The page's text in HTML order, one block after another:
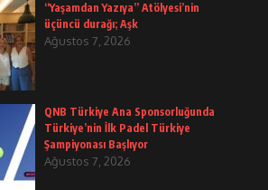
“Yaşamdan Yazıya” Atölyesi’nin
üçüncü durağı; Aşk
Ağustos 7, 2026
QNB Türkiye Ana Sponsorluğunda
Türkiye’nin İlk Padel Türkiye
Şampiyonası Başlıyor
Ağustos 7, 2026